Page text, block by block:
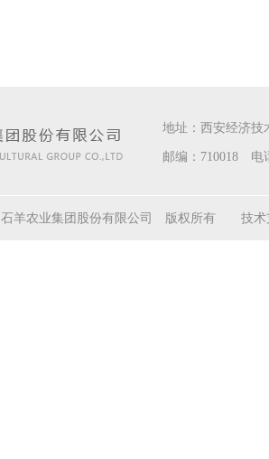
地址：西安经济
邮编：710018 电
石羊农业集团股份有限公司 版权所有 技